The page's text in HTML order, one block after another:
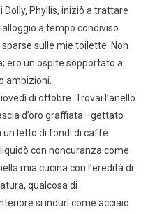
Phyllis, iniziò a trattare
a tempo condiviso
sulle mie toilette. Non
ero un ospite sopportato a
ambizioni.
di ottobre. Trovai l’anello
d’oro graffiata—gettato
un letto di fondi di caffè
con noncuranza come
mia cucina con l’eredità di
qualcosa di
si indurì come acciaio.